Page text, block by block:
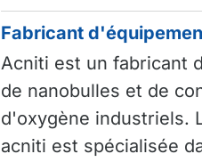
Fabricant
Acniti est un fabricant
de nanobulles et de
d'oxygène industriels.
acniti est spécialisée